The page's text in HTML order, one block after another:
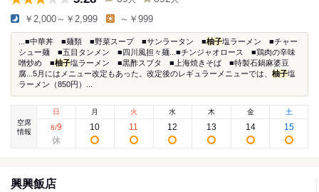
￥2,000～￥2,999 ～￥999
...■中華丼 ■麺類 ■野菜スープ ■サンラータン ■柚子塩ラーメン ■チャー
シュー麺 ■五目タンメン ■四川風担々麺...■チンジャオロース ■鶏肉の辛味
噌炒め ■柚子塩ラーメン ■黒酢スブタ ■上海焼きそば ■特製石鍋麻婆豆
腐...5月にはメニュー改定もあった。改定後のレギュラーメニューでは、 柚子塩
ラーメン（850円）...
空席
情報
日
8/9
月
10
火
11
水
12
木
13
金
14
土
15
興興飯店